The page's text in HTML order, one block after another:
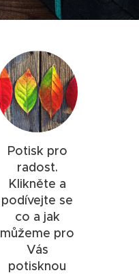
Potisk pro
radost.
Klikněte a
podívejte se
co a jak
můžeme pro
Vás
potisknou